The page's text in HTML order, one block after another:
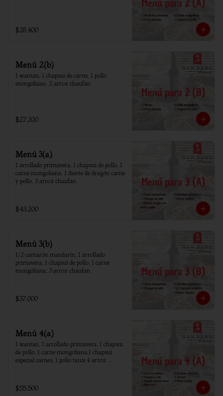
$28.400
Menú 2(b)
1 wantan, 1 chapsui de carne, 1 pollo
mongoliano, 2 arroz chaufan
$27.200
Menú 3(a)
1 arrollado primavera, 1 chapsui de pollo, 1
carne mongoliana, 1 diente de dragón carne
y pollo, 3 arroz chaufan
$43.200
Menú 3(b)
1/2 camarón mandarín, 1 arrollado
primavera, 1 chapsui de pollo, 1 carne
mongoliana, 3 arroz chaufan
$37.000
Menú 4(a)
1 wantan, 1 arrollado primavera, 1 chapsui
de pollo, 1 carne mongoliana,1 chapsui
especial carnes, 1 pollo tausi 4 arroz
$55.500